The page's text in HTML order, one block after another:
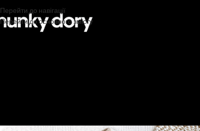
Перейти до навігації
Перейти до основного змісту